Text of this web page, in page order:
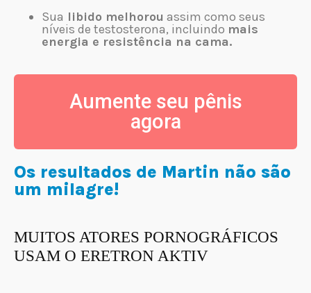
Sua libido melhorou assim como seus
níveis de testosterona, incluindo mais
energia e resistência na cama.
Aumente seu pênis
agora
Os resultados de Martin não são
um milagre!
MUITOS ATORES PORNOGRÁFICOS
USAM O ERETRON AKTIV